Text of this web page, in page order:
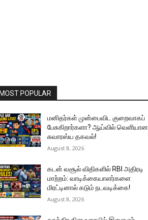
POPULAR
மனிதர்கள் முன்பைவிட குறைவாகப்
பேசுகிறார்களா? ஆய்வில் வெளியான
சுவாரஸ்ய தகவல்!
August 8, 2026
கடன் வசூல் விதிகளில் RBI அதிரடி
மாற்றம்: வாடிக்கையாளர்களை
மிரட்டினால் கடும் நடவடிக்கை!
August 8, 2026